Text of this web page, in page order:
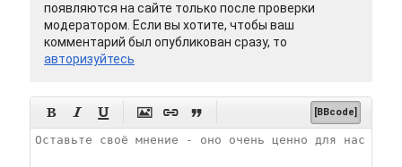
появляются на сайте только после проверки
модератором. Если вы хотите, чтобы ваш
комментарий был опубликован сразу, то
авторизуйтесь
      [BBcode]